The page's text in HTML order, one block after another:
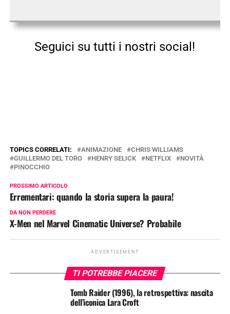
Seguici su tutti i nostri social!
TOPICS CORRELATI: ANIMAZIONE
CHRIS WILLIAMS
GUILLERMO DEL TORO
HENRY SELICK NETFLIX
NOVITÀ
PINOCCHIO
PROSSIMO ARTICOLO
Errementari: quando la storia supera la paura!
DA NON PERDERE
X-Men nel Marvel Cinematic Universe? Probabile
ADVERTISEMENT
TI POTREBBE PIACERE
Tomb Raider (1996), la retrospettiva: nascita
dell’iconica Lara Croft